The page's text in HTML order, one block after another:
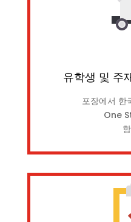
유학생 및 주
포장에서 한
One